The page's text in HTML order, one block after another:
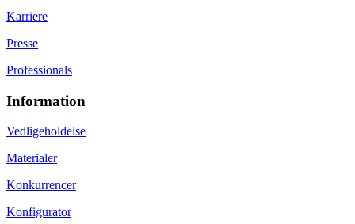
Karriere
Presse
Professionals
Information
Vedligeholdelse
Materialer
Konkurrencer
Konfigurator